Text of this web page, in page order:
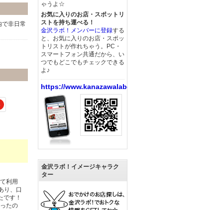
で非日常
利用
り、口
す！
たの
ゃうよ☆
お気に入りのお店・スポットリ
ストを持ち運べる！
金沢ラボ！メンバーに登録する
と、お気に入りのお店・スポッ
トリストが作れちゃう。PC・
スマートフォン共通だから、い
つでもどこでもチェックできる
よ♪
https://www.kanazawalabo.net/
金沢ラボ！イメージキャラク
ター